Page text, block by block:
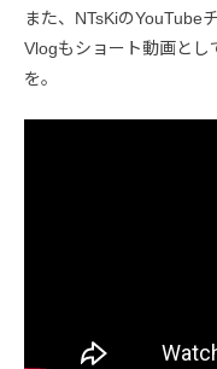
また、NTsKiのYouTube
Vlogもショート動画とし
を。